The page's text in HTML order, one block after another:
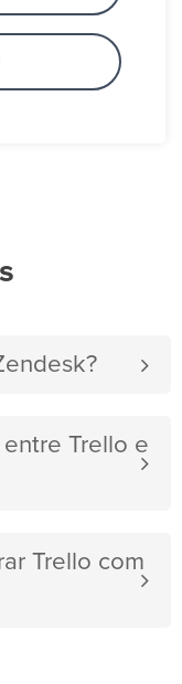
Trello e
Trello com